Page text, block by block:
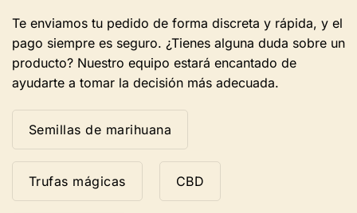
Te enviamos tu pedido de forma discreta y rápida, y el
pago siempre es seguro. ¿Tienes alguna duda sobre un
producto? Nuestro equipo estará encantado de
ayudarte a tomar la decisión más adecuada.
Semillas de marihuana
Trufas mágicas CBD